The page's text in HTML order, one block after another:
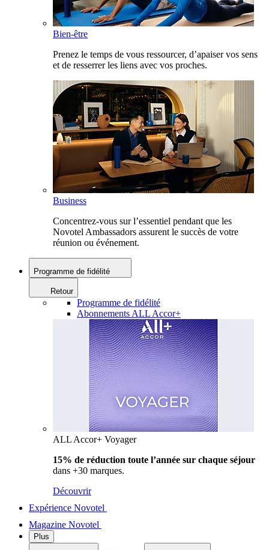
Bien-être
Prenez le temps de vous ressourcer, d’apaiser vos sens
et de resserrer les liens avec vos proches.
Business
Concentrez-vous sur l’essentiel pendant que les
Novotel Ambassadors assurent le succès de votre
réunion ou événement.
Programme de fidélité
Retour
Programme de fidélité
Abonnements ALL Accor+
ALL Accor+ Voyager
15% de réduction toute l’année sur chaque séjour
dans +30 marques.
Découvrir
Expérience Novotel
Magazine Novotel
Plus